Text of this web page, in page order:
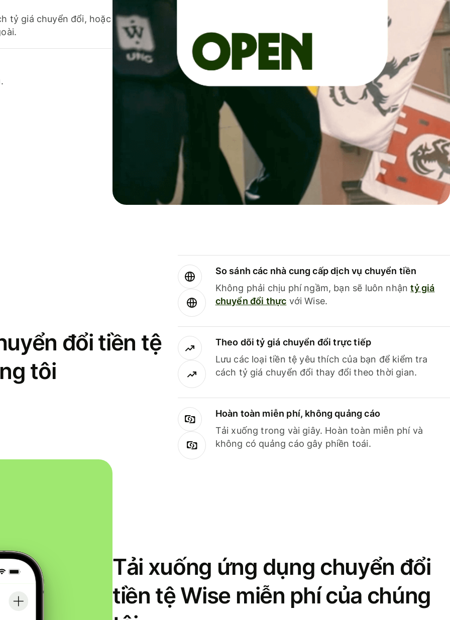
tỷ giá chuyển đổi, hoặc
đổi tiền tệ
tôi
So sánh các nhà cung cấp dịch vụ chuyển tiền
Không phải chịu phí ngầm, bạn sẽ luôn nhậntỷ giá
chuyển đổi thực với Wise.
Theo dõi tỷ giá chuyển đổi trực tiếp
Lưu các loại tiền tệ yêu thích của bạn để kiểm tra
cách tỷ giá chuyển đổi thay đổi theo thời gian.
Hoàn toàn miễn phí, không quảng cáo
Tải xuống trong vài giây. Hoàn toàn miễn phí và
không có quảng cáo gây phiền toái.
Tải xuống ứng dụng chuyển đổi
tiền tệ Wise miễn phí của chúng